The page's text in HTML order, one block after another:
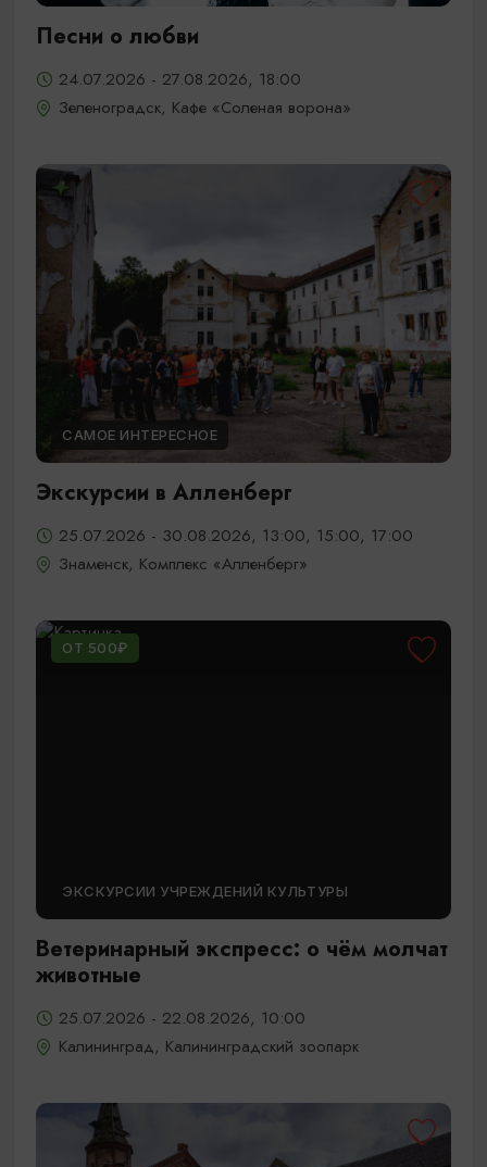
Песни о любви
24.07.2026 - 27.08.2026, 18:00
Зеленоградск, Кафе «Соленая ворона»
САМОЕ ИНТЕРЕСНОЕ
Экскурсии в Алленберг
25.07.2026 - 30.08.2026, 13:00, 15:00, 17:00
Знаменск, Комплекс «Алленберг»
ОТ 500₽
ЭКСКУРСИИ УЧРЕЖДЕНИЙ КУЛЬТУРЫ
Ветеринарный экспресс: о чём молчат
животные
25.07.2026 - 22.08.2026, 10:00
Калининград, Калининградский зоопарк